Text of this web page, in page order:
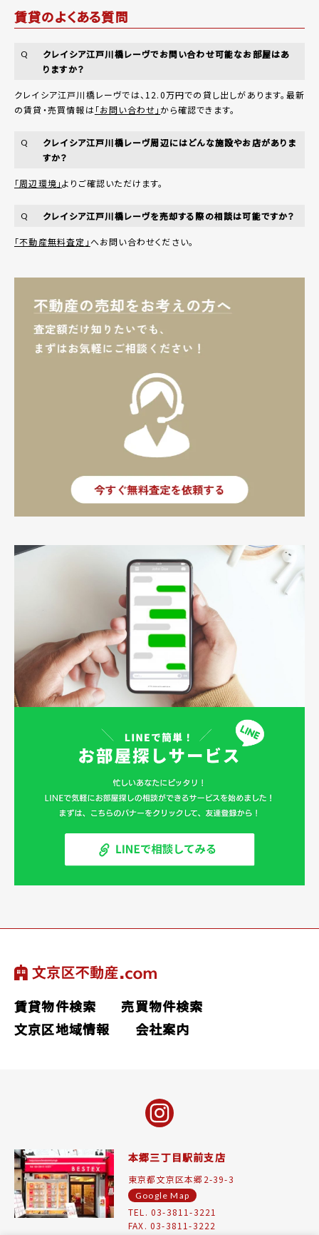
賃貸のよくある質問
Q
クレイシア江戸川橋レーヴでお問い合わせ可能なお部屋はあ
りますか？
クレイシア江戸川橋レーヴでは、12.0万円での貸し出しがあります。最新
の賃貸・売買情報は「お問い合わせ」 から確認できます。
Q
クレイシア江戸川橋レーヴ周辺にはどんな施設やお店がありま
すか？
「周辺環境」よりご確認いただけます。
Q クレイシア江戸川橋レーヴを売却する際の相談は可能ですか？
「不動産無料査定」へお問い合わせください。
賃貸物件検索
売買物件検索
文京区地域情報
会社案内
本郷三丁目駅前支店
東京都文京区本郷2-39-3
Google Map
TEL. 03-3811-3221
FAX. 03-3811-3222